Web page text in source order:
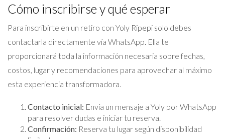
Cómo inscribirse y qué esperar
Para inscribirte en un retiro con Yoly Ripepi solo debes
contactarla directamente vía WhatsApp. Ella te
proporcionará toda la información necesaria sobre fechas,
costos, lugar y recomendaciones para aprovechar al máximo
esta experiencia transformadora.
Contacto inicial: Envía un mensaje a Yoly por WhatsApp
para resolver dudas e iniciar tu reserva.
Confirmación: Reserva tu lugar según disponibilidad